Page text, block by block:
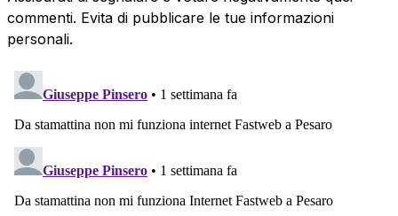
commenti. Evita di pubblicare le tue informazioni
personali.